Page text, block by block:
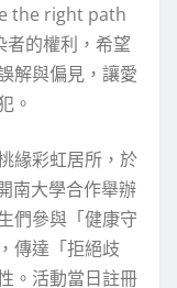
the right path
者的權利，希望
解與偏見，讓愛
。
緣彩虹居所，於
南大學合作舉辦
們參與「健康守
傳達「拒絕歧
。活動當日註冊